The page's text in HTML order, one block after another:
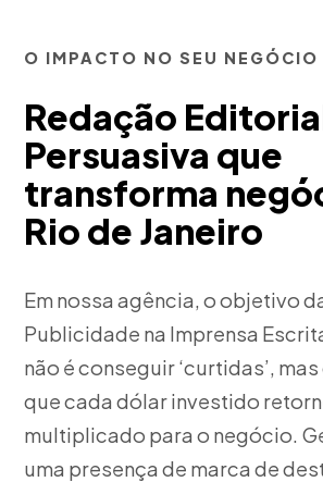
O IMPACTO NO SEU NEGÓCIO
Redação
Persuasiva que
transforma
Rio de Janeiro
Em nossa agência, o objetivo
Publicidade na Imprensa
não é conseguir ‘curtidas’,
que cada dólar investido
multiplicado para o negócio.
uma presença de marca de